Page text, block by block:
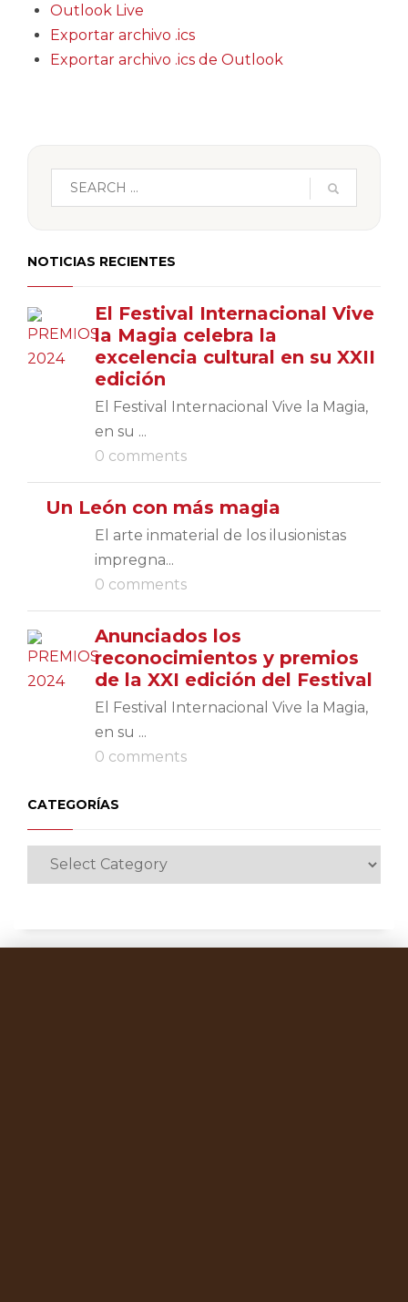
Outlook Live
Exportar archivo .ics
Exportar archivo .ics de Outlook
NOTICIAS RECIENTES
El Festival Internacional Vive
la Magia celebra la
excelencia cultural en su XXII
edición
El Festival Internacional Vive la Magia,
en su ...
0 comments
Un León con más magia
El arte inmaterial de los ilusionistas
impregna...
0 comments
Anunciados los
reconocimientos y premios
de la XXI edición del Festival
El Festival Internacional Vive la Magia,
en su ...
0 comments
CATEGORÍAS